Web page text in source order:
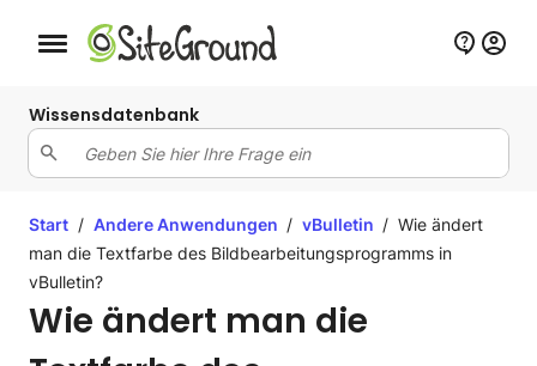
Schaltfläche Mobile Navigation
Wissensdatenbank
Start / Andere Anwendungen / vBulletin / Wie ändert
man die Textfarbe des Bildbearbeitungsprogramms in
vBulletin?
Wie ändert man die